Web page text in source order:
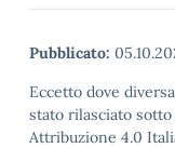
Pubblicato:
Eccetto dove
stato rilasciato
Attribuzione 4.0